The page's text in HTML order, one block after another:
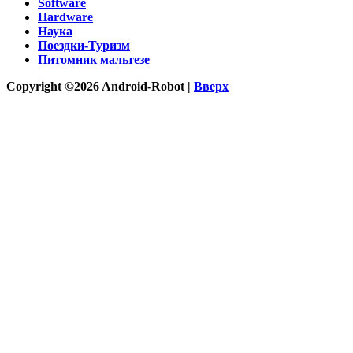
Software
Hardware
Наука
Поездки-Туризм
Питомник мальтезе
Copyright ©2026 Android-Robot | Вверх